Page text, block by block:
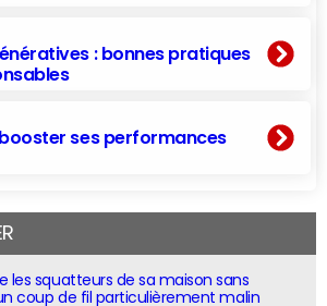
: bonnes pratiques
ses performances
les squatteurs de sa maison sans
coup de fil particulièrement malin